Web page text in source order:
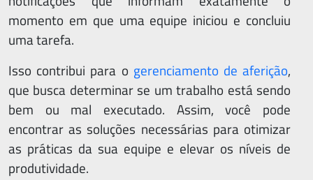
momento em que uma equipe iniciou e concluiu
uma tarefa.
Isso contribui para o gerenciamento de aferição,
que busca determinar se um trabalho está sendo
bem ou mal executado. Assim, você pode
encontrar as soluções necessárias para otimizar
as práticas da sua equipe e elevar os níveis de
produtividade.